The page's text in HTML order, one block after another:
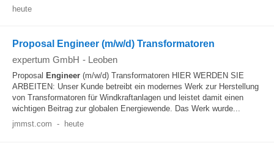
heute
Proposal Engineer (m/w/d) Transformatoren
expertum GmbH - Leoben
Proposal Engineer (m/w/d) Transformatoren HIER WERDEN SIE
ARBEITEN: Unser Kunde betreibt ein modernes Werk zur Herstellung
von Transformatoren für Windkraftanlagen und leistet damit einen
wichtigen Beitrag zur globalen Energiewende. Das Werk wurde...
jmmst.com - heute